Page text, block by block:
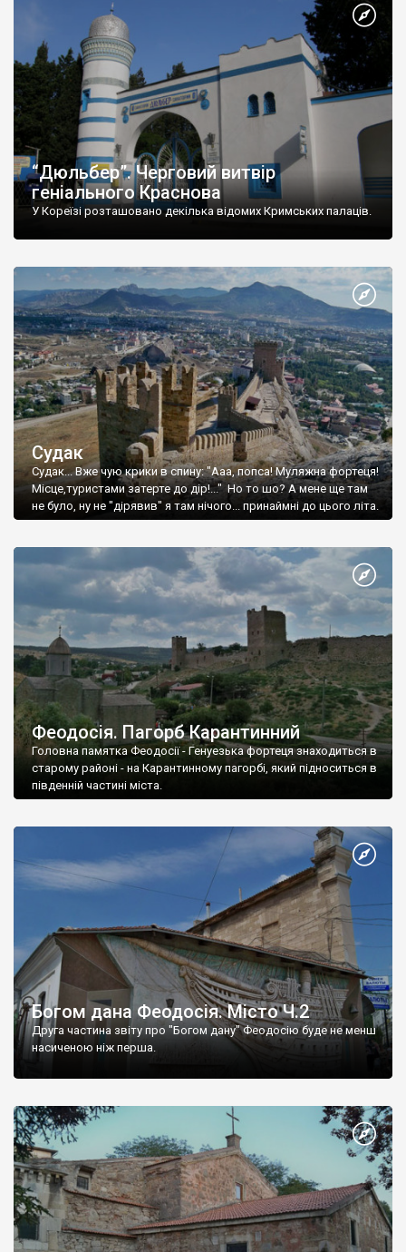
“Дюльбер”. Черговий витвір
геніального Краснова
У Кореїзі розташовано декілька відомих Кримських палаців.
Судак
Судак... Вже чую крики в спину: "Ааа, попса! Муляжна фортеця!
Місце,туристами затерте до дір!..." Но то шо? А мене ще там
не було, ну не "дірявив" я там нічого... принаймні до цього літа.
Феодосія. Пагорб Карантинний
Головна памятка Феодосії - Генуезька фортеця знаходиться в
старому районі - на Карантинному пагорбі, який підноситься в
південній частині міста.
Богом дана Феодосія. Місто Ч.2
Друга частина звіту про "Богом дану" Феодосію буде не менш
насиченою ніж перша.